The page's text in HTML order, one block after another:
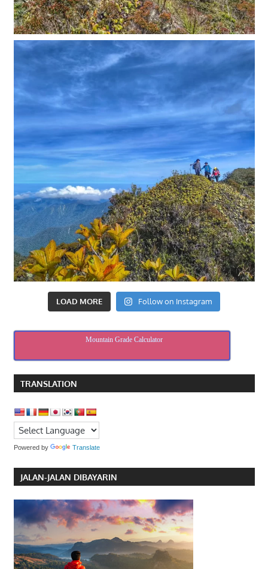
LOAD MORE Follow on Instagram
Mountain Grade Calculator
TRANSLATION
Powered by Translate
JALAN-JALAN DIBAYARIN